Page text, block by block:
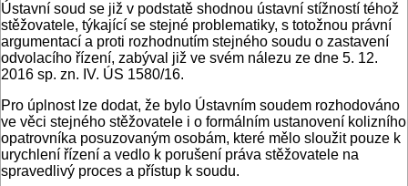
Ústavní soud se již v podstatě shodnou ústavní stížností téhož
stěžovatele, týkající se stejné problematiky, s totožnou právní
argumentací a proti rozhodnutím stejného soudu o zastavení
odvolacího řízení, zabýval již ve svém nálezu ze dne 5. 12.
2016 sp. zn. IV. ÚS 1580/16.
Pro úplnost lze dodat, že bylo Ústavním soudem rozhodováno
ve věci stejného stěžovatele i o formálním ustanovení kolizního
opatrovníka posuzovaným osobám, které mělo sloužit pouze k
urychlení řízení a vedlo k porušení práva stěžovatele na
spravedlivý proces a přístup k soudu.